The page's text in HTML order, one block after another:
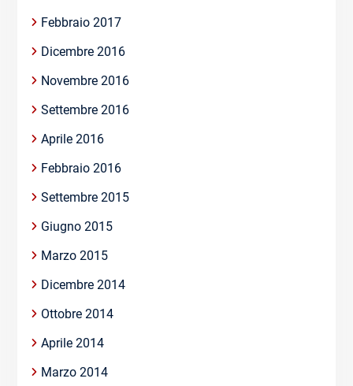
Febbraio 2017
Dicembre 2016
Novembre 2016
Settembre 2016
Aprile 2016
Febbraio 2016
Settembre 2015
Giugno 2015
Marzo 2015
Dicembre 2014
Ottobre 2014
Aprile 2014
Marzo 2014